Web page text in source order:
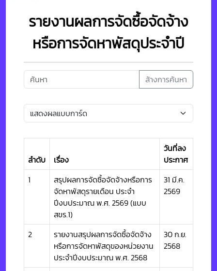
รายงานผลการจัดซื้อจัดจ้าง
หรือการจัดหาพัสดุประจำปี
ล้างการค้นหา
ลำดับ เรื่อง
วันที่ลง
ประกาศ
1
สรุปผลการจัดซื้อจัดจ้างหรือการ
จัดหาพัสดุรายเดือน ประจำ
ปีงบประมาณ พ.ศ. 2569 (แบบ
สขร.1)
31 มี.ค.
2569
2
รายงานสรุปผลการจัดซื้อจัดจ้าง
หรือการจัดหาพัสดุของหน่วยงาน
ประจำปีงบประมาณ พ.ศ. 2568
30 ก.ย.
2568